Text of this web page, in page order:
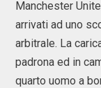
Manchester
arrivati ad uno
arbitrale. La
padrona ed in
quarto uomo a